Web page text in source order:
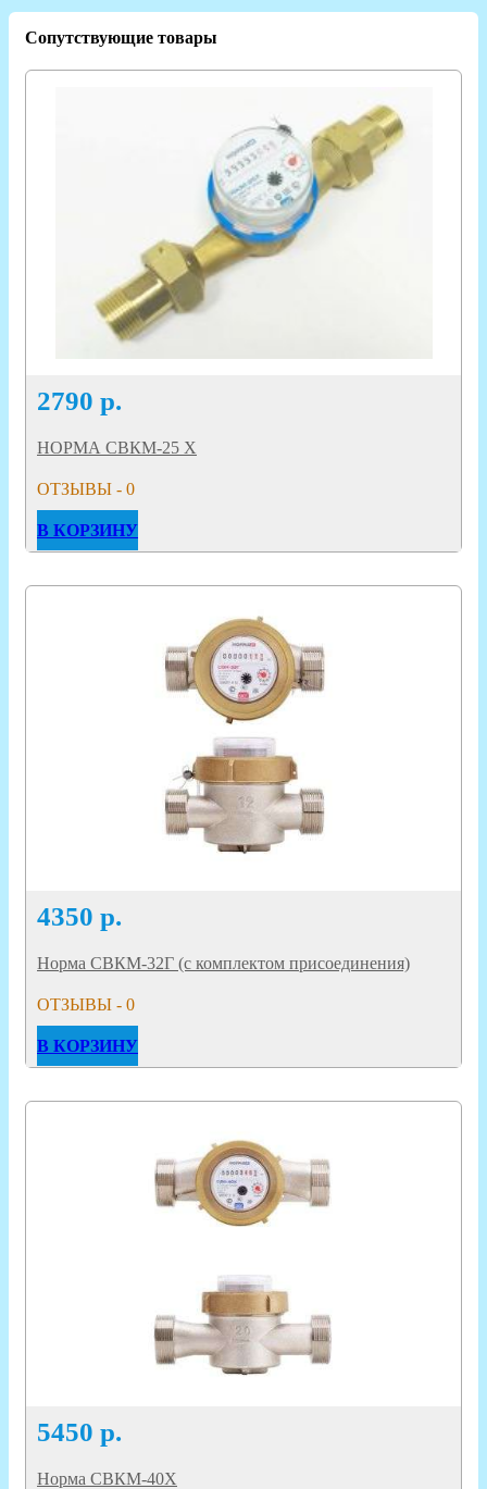
Сопутствующие товары
2790 р.
НОРМА СВКМ-25 Х
ОТЗЫВЫ - 0
В КОРЗИНУ
4350 р.
Норма СВКМ-32Г (с комплектом присоединения)
ОТЗЫВЫ - 0
В КОРЗИНУ
5450 р.
Норма СВКМ-40Х